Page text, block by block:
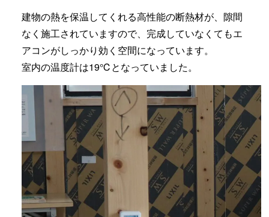
建物の熱を保温してくれる高性能の断熱材が、隙間
なく施工されていますので、完成していなくてもエ
アコンがしっかり効く空間になっています。
室内の温度計は19℃となっていました。